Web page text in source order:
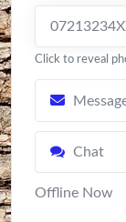
Click to reveal
Chat
Offline Now